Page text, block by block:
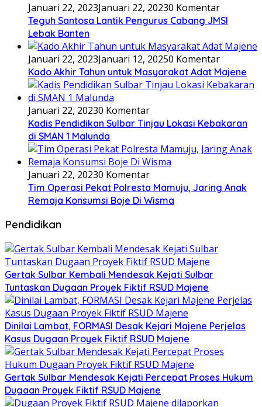
Januari 22, 2023Januari 22, 20230 Komentar
Teguh Santosa Lantik Pengurus Cabang JMSI
Lebak Banten
Januari 22, 2023Januari 12, 20250 Komentar
Kado Akhir Tahun untuk Masyarakat Adat Majene
Januari 22, 20230 Komentar
Kadis Pendidikan Sulbar Tinjau Lokasi Kebakaran
di SMAN 1 Malunda
Januari 22, 20230 Komentar
Tim Operasi Pekat Polresta Mamuju, Jaring Anak
Remaja Konsumsi Boje Di Wisma
Pendidikan
Gertak Sulbar Kembali Mendesak Kejati Sulbar
Tuntaskan Dugaan Proyek Fiktif RSUD Majene
Dinilai Lambat, FORMASI Desak Kejari Majene Perjelas
Kasus Dugaan Proyek Fiktif RSUD Majene
Gertak Sulbar Mendesak Kejati Percepat Proses Hukum
Dugaan Proyek Fiktif RSUD Majene